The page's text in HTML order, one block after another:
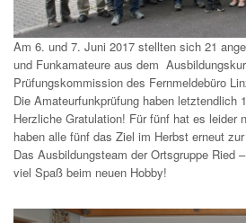
Am 6. und 7. Juni 2017 stellten sich 21
und Funkamateure aus dem
Prüfungskommission des Fernmeldebüro
Die Amateurfunkprüfung haben letztendlich
Herzliche Gratulation! Für fünf hat es
haben alle fünf das Ziel im Herbst erneut
Das Ausbildungsteam der Ortsgruppe Ried
viel Spaß beim neuen Hobby!